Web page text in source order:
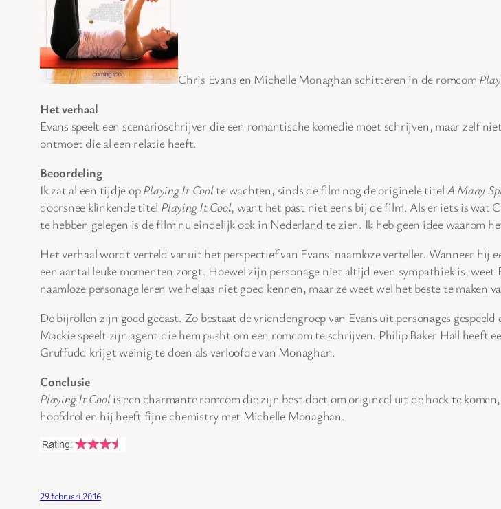
Chris Evans en Michelle Monaghan schitteren in de romcom
Het verhaal
Evans speelt een scenarioschrijver die een romantische komedie moet schrijven, maar
ontmoet die al een relatie heeft.
Beoordeling
Ik zat al een tijdje opPlaying It Coolte wachten, sinds de film nog de originele titel A Many
doorsnee klinkende titel Playing It Cool, want het past niet eens bij de film. Als er iets is wat
te hebben gelegen is de film nu eindelijk ook in Nederland te zien. Ik heb geen idee waarom
Het verhaal wordt verteld vanuit het perspectief van Evans’ naamloze verteller. Wanneer
een aantal leuke momenten zorgt. Hoewel zijn personage niet altijd even sympathiek is,
naamloze personage leren we helaas niet goed kennen, maar ze weet wel het beste te maken
De bijrollen zijn goed gecast. Zo bestaat de vriendengroep van Evans uit personages
Mackie speelt zijn agent die hem pusht om een romcom te schrijven. Philip Baker Hall heeft
Gruffudd krijgt weinig te doen als verloofde van Monaghan.
Conclusie
Playing It Coolis een charmante romcom die zijn best doet om origineel uit de hoek te
hoofdrol en hij heeft fijne chemistry met Michelle Monaghan.
29 februari 2016